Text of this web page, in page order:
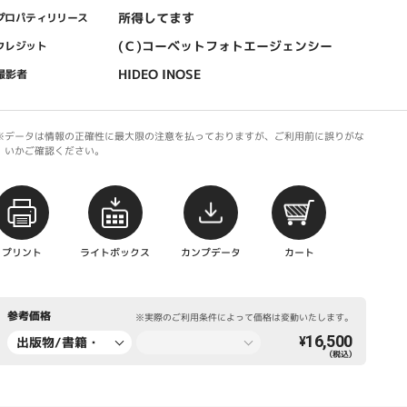
ロパティリリース 所得してます
レジット (Ｃ)コーベットフォトエージェンシー
影者 HIDEO INOSE
ータは情報の正確性に最大限の注意を払っておりますが、ご利用前に誤りがな
いかご確認ください。
プリント ライトボックス カンプデータ カート
参考価格 ※実際のご利用条件によって価格は変動いたします。
出版物/書籍・
¥16,500
（税込）